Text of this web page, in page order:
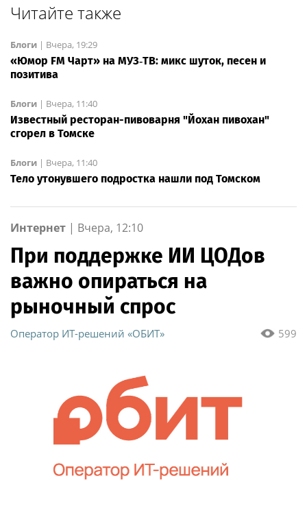
Читайте также
Блоги | Вчера, 19:29
«Юмор FM Чарт» на МУЗ‑ТВ: микс шуток, песен и
позитива
Блоги | Вчера, 11:40
Известный ресторан-пивоварня "Йохан пивохан"
сгорел в Томске
Блоги | Вчера, 11:40
Тело утонувшего подростка нашли под Томском
Интернет | Вчера, 12:10
При поддержке ИИ ЦОДов
важно опираться на
рыночный спрос
599
Оператор ИТ-решений «ОБИТ»